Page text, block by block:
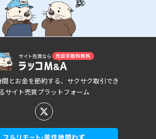
とお金を節約する、サクサク取引でき
サイト売買プラットフォーム